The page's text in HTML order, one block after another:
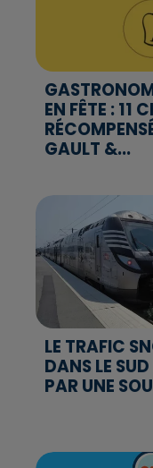
EN FÊTE : 11
GAULT &...
LE TRAFIC
DANS LE
PAR UNE